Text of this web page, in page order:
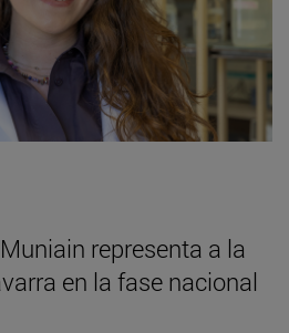
representa a la
en la fase nacional